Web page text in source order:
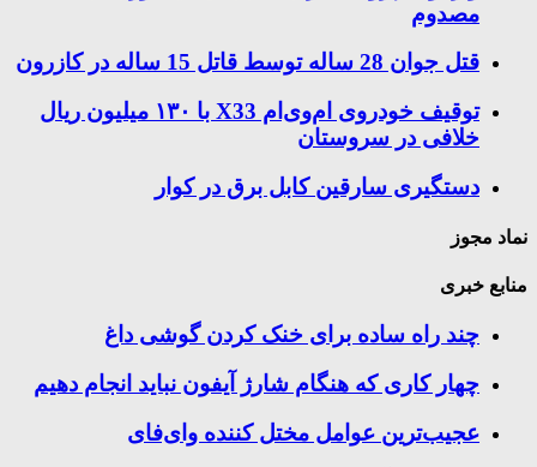
مصدوم
قتل جوان 28 ساله توسط قاتل 15 ساله در کازرون
توقیف خودروی ام‌وی‌ام X33 با ۱۳۰ میلیون ریال
خلافی در سروستان
دستگیری سارقین کابل برق در کوار
نماد مجوز
منابع خبری
چند راه‌ ساده برای خنک کردن گوشی داغ
چهار کاری که هنگام شارژ آیفون نباید انجام دهیم
عجیب‌ترین عوامل مختل کننده وای‌فای